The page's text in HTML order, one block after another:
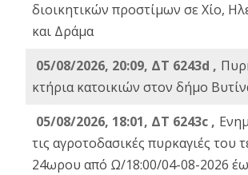
διοικητικών προστίμων σε Χίο,
και Δράμα
05/08/2026, 20:09, ΔΤ 6243d ,
κτήρια κατοικιών στον δήμο
05/08/2026, 18:01, ΔΤ 6243c ,
τις αγροτοδασικές πυρκαγιές του
24ωρου από Ω/18:00/04-08-2026